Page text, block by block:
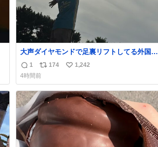
大声ダイヤモンドで足裏リフトしてる外国人
居て流石に時代はAKB48ですかと…
返
信
数
1
リ
ポ
ス
ト
数
174
い
ね
数
1,242
4時間前